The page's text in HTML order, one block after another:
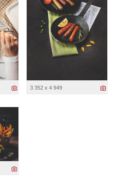
3 352 x 4 949